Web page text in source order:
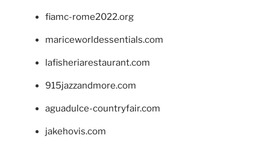
fiamc-rome2022.org
mariceworldessentials.com
lafisheriarestaurant.com
915jazzandmore.com
aguadulce-countryfair.com
jakehovis.com